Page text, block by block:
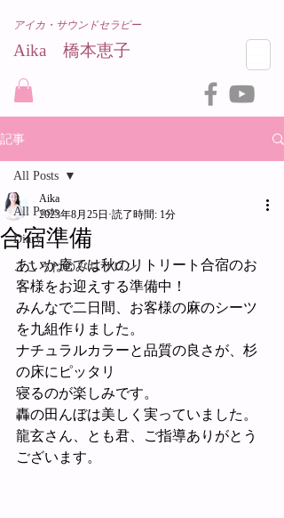
Aika 橋本恵子​
アイカ・サウンドセラピー
記事
All Posts
Diary
こころねのみちサロン
All Posts
合宿準備
Aika
2023年8月25日 読了時間: 1分
あいか庵では秋のリトリート合宿のお
客様をお迎えする準備中！
みんなで二日間、お客様の麻のシーツ
を九組作りました。
ナチュラルカラーと品質の良さが、杉
の床にピッタリ
寝るのが楽しみです。
轟の田んぼは美しく実っていました。
龍玄さん、とも君、ご指導ありがとう
ございます。